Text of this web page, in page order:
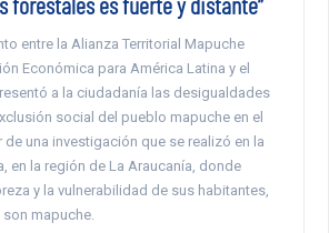
entre la Alianza Territorial Mapuche
Económica para América Latina y el
a la ciudadanía las desigualdades
social del pueblo mapuche en el
de una investigación que se realizó en la
en la región de La Araucanía, donde
y la vulnerabilidad de sus habitantes,
mapuche.